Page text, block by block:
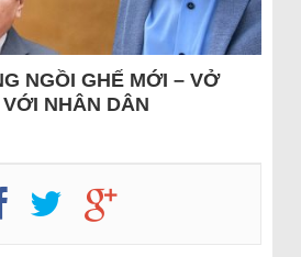
NGỒI GHẾ MỚI – VỞ
NHÂN DÂN